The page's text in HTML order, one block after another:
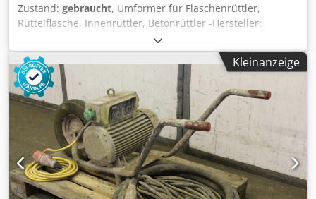
Zustand: gebraucht, Umformer für Flaschenrüttler,
Rüttelflasche, Innenrüttler, Betonrüttler -Hersteller:
Wacker -Übergabe: im Ist-Zustand wie besichtigt -
Transportgestell Räder defekt, siehe Foto Crjdpfxefngxgs
Ag Ijf -Motor: 2,8 kW -Rüttelflasche: Länge 360 mm -
Schlauchlänge: 5 m -Abmessung: 1150/520/H690 mm -
Gewicht: 116 kg
Kleinanzeige